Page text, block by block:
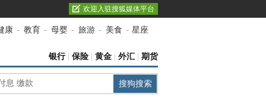
欢迎入驻搜狐媒体平台
康 - 教育 - 母婴 - 旅游 - 美食 - 星座
银行| 保险 黄金 外汇 期货